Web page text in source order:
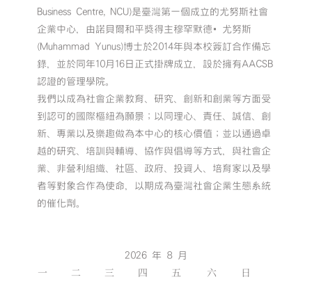
Business Centre, NCU)是臺灣第一個成立的尤努斯社會
企業中心，由諾貝爾和平獎得主穆罕默德•尤努斯
(Muhammad Yunus)博士於2014年與本校簽訂合作備忘
錄，並於同年10月16日正式掛牌成立，設於擁有AACSB
認證的管理學院。
我們以成為社會企業教育、研究、創新和創業等方面受
到認可的國際樞紐為願景；以同理心、責任、誠信、創
新、專業以及樂趣做為本中心的核心價值；並以通過卓
越的研究、培訓與輔導、協作與倡導等方式，與社會企
業、非營利組織、社區、政府、投資人、培育家以及學
者等對象合作為使命，以期成為臺灣社會企業生態系統
的催化劑。
2026 年 8 月
一 二 三 四 五 六 日